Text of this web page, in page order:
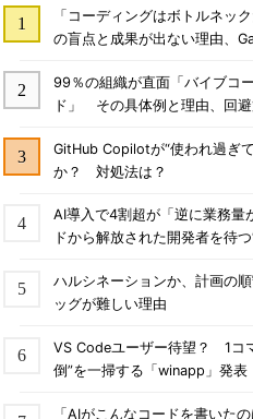
「コーディングはボトルネ
の盲点と成果が出ない理由、
99％の組織が直面「バイブコ
ド」 その具体例と理由、回
GitHub Copilotが“使われ過ぎ
か？ 対処法は？
AI導入で4割超が「逆に業務
ドから解放された開発者を待
ハルシネーションか、計画の
ッグが難しい理由
VS Codeユーザー待望？ 1コ
倒”を一掃する「winapp」発表
「AIがこんなコードを書いた